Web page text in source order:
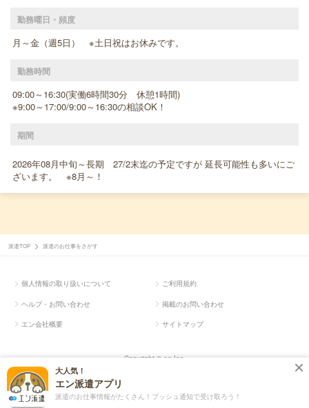
勤務曜日・頻度
月～金（週5日） ※土日祝はお休みです。
勤務時間
09:00～16:30(実働6時間30分 休憩1時間)
※9:00～17:00/9:00～16:30の相談OK！
期間
2026年08月中旬～長期 27/2末迄の予定ですが 延長可能性も多いにご
ざいます。 ※8月～！
大人気！
エン派遣アプリ
派遣のお仕事情報がたくさん！プッシュ通知で受け取ろう！
派遣TOP 派遣のお仕事をさがす
個人情報の取り扱いについて ご利用規約
ヘルプ・お問い合わせ 掲載のお問い合わせ
エン会社概要 サイトマップ
Copyright © en Inc.